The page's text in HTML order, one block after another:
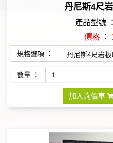
丹尼斯4尺
產品型號
價格 ：
規格選項 ：
數量 ：
加入詢價車